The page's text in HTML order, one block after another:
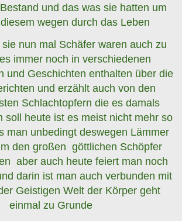
und das was sie hatten um
wegen durch das Leben
nun mal Schäfer waren auch zu
immer noch in verschiedenen
und Geschichten enthalten über die
und erzählt auch von den
Schlachtopfern die es damals
soll heute ist es meist nicht mehr so
man unbedingt deswegen Lämmer
den großen göttlichen Schöpfer
aber auch heute feiert man noch
darin ist man auch verbunden mit
Geistigen Welt der Körper geht
einmal zu Grunde